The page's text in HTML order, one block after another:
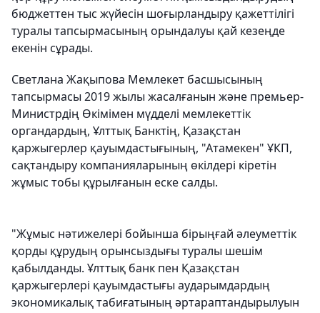
бюджеттен тыс жүйесін шоғырландыру қажеттілігі
туралы тапсырмасының орындалуы қай кезеңде
екенін сұрады.
Светлана Жақыпова Мемлекет басшысының
тапсырмасы 2019 жылы жасалғанын және премьер-
Министрдің Өкімімен мүдделі мемлекеттік
органдардың, Ұлттық Банктің, Қазақстан
қаржыгерлер қауымдастығының, "Атамекен" ҰКП,
сақтандыру компанияларының өкілдері кіретін
жұмыс тобы құрылғанын еске салды.
"Жұмыс нәтижелері бойынша бірыңғай әлеуметтік
қорды құрудың орынсыздығы туралы шешім
қабылданды. Ұлттық банк пен Қазақстан
қаржыгерлері қауымдастығы аударымдардың
экономикалық табиғатының әртараптандырылуын